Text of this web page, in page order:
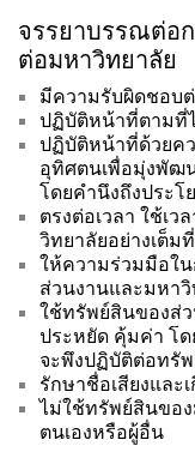
จรรยาบรรณต่อ
ต่อมหาวิทยาลัย
มีความรับผิดชอบ
ปฏิบัติหน้าที่ตามที่
ปฏิบัติหน้าที่ด้วยค
อุทิศตนเพื่อมุ่งพัฒ
โดยคำนึงถึงประ
ตรงต่อเวลา ใช้เ
วิทยาลัยอย่างเต็มที่
ให้ความร่วมมือใน
ส่วนงานและมหา
ใช้ทรัพย์สินของส่
ประหยัด คุ้มค่า โ
จะพึงปฏิบัติต่อทรั
รักษาชื่อเสียงและ
ไม่ใช้ทรัพย์สินขอ
ตนเองหรือผู้อื่น